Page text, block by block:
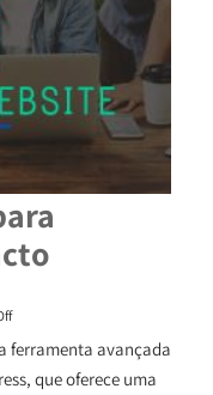
ferramenta avançada
que oferece uma